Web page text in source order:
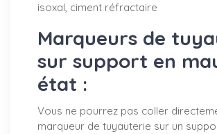
isoxal, ciment réfractaire
Marqueurs de
sur support en
état :
Vous ne pourrez pas coller
marqueur de tuyauterie sur un